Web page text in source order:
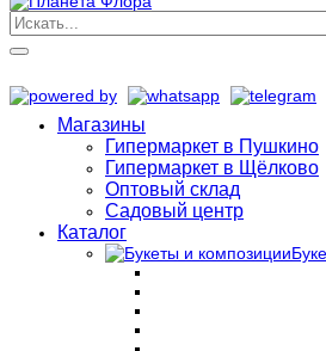
Магазины
Гипермаркет в Пушкино
Гипермаркет в Щёлково
Оптовый склад
Садовый центр
Каталог